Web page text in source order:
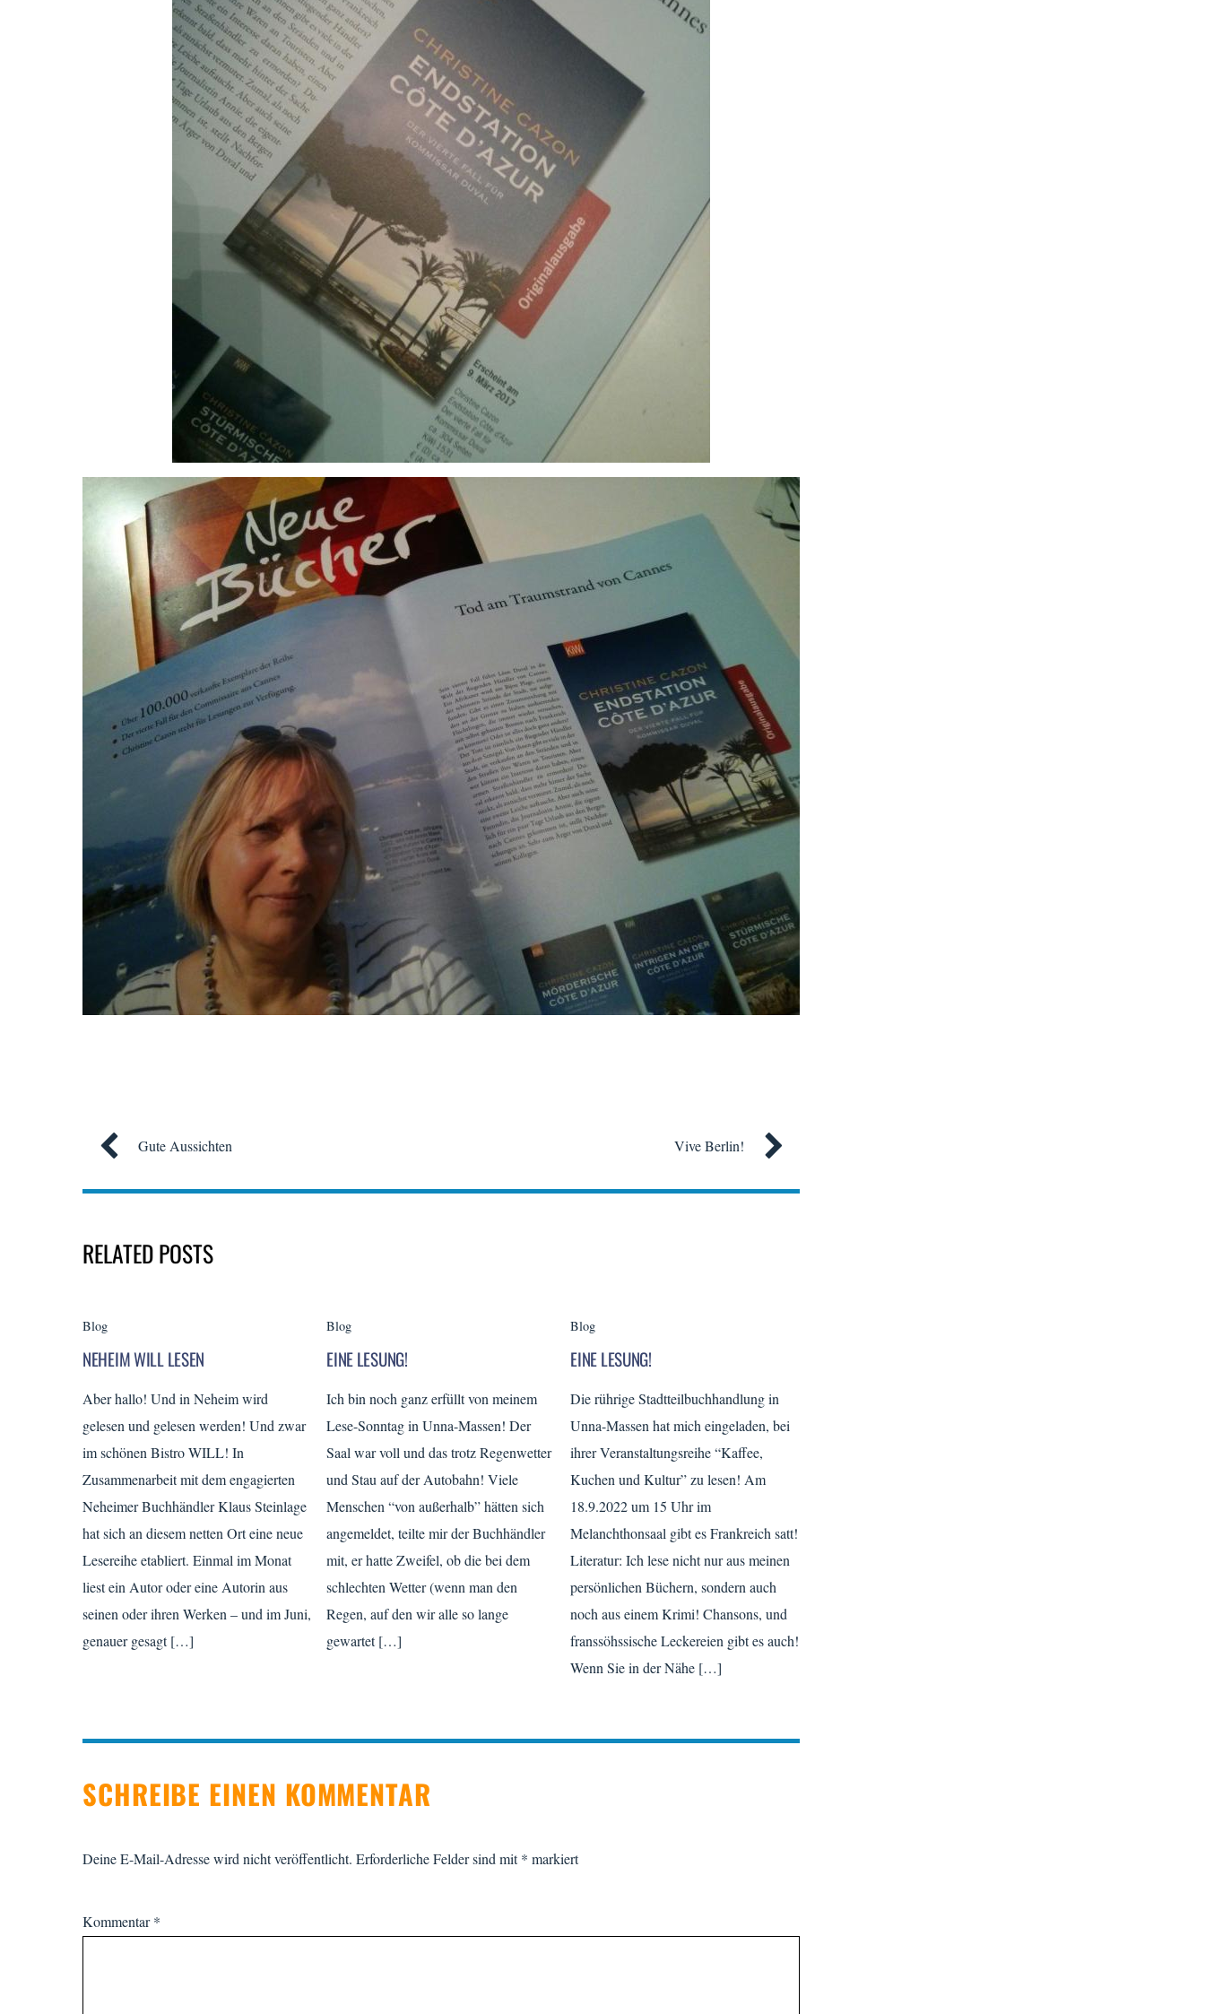
Gute Aussichten Vive Berlin!
RELATED POSTS
Blog
NEHEIM WILL LESEN
Aber hallo! Und in Neheim wird
gelesen und gelesen werden! Und zwar
im schönen Bistro WILL! In
Zusammenarbeit mit dem engagierten
Neheimer Buchhändler Klaus Steinlage
hat sich an diesem netten Ort eine neue
Lesereihe etabliert. Einmal im Monat
liest ein Autor oder eine Autorin aus
seinen oder ihren Werken – und im Juni,
genauer gesagt […]
Blog
EINE LESUNG!
Ich bin noch ganz erfüllt von meinem
Lese-Sonntag in Unna-Massen! Der
Saal war voll und das trotz Regenwetter
und Stau auf der Autobahn! Viele
Menschen “von außerhalb” hätten sich
angemeldet, teilte mir der Buchhändler
mit, er hatte Zweifel, ob die bei dem
schlechten Wetter (wenn man den
Regen, auf den wir alle so lange
gewartet […]
Blog
EINE LESUNG!
Die rührige Stadtteilbuchhandlung in
Unna-Massen hat mich eingeladen, bei
ihrer Veranstaltungsreihe “Kaffee,
Kuchen und Kultur” zu lesen! Am
18.9.2022 um 15 Uhr im
Melanchthonsaal gibt es Frankreich satt!
Literatur: Ich lese nicht nur aus meinen
persönlichen Büchern, sondern auch
noch aus einem Krimi! Chansons, und
franssöhssische Leckereien gibt es auch!
Wenn Sie in der Nähe […]
SCHREIBE EINEN KOMMENTAR
Deine E-Mail-Adresse wird nicht veröffentlicht. Erforderliche Felder sind mit* markiert
Kommentar*